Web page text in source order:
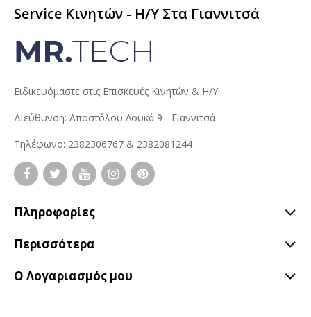
Service Κινητών - H/Y Στα Γιαννιτσά
Ειδικευόμαστε στις Επισκευές Κινητών & Η/Υ!
Διεύθυνση: Αποστόλου Λουκά 9 - Γιαννιτσά
Τηλέφωνο: 2382306767 & 2382081244
Πληροφορίες
Περισσότερα
Ο Λογαριασμός μου